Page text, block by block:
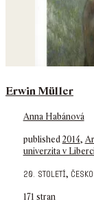
Erwin Müller
Anna Habánová
published 2014,
univerzita v Liberci
20. století,
171 stran